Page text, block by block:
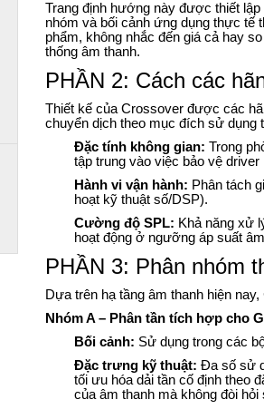
Trang định hướng này được thiết
nhóm và bối cảnh ứng dụng thực tế
phẩm, không nhắc đến giá cả hay
thống âm thanh.
PHẦN 2: Cách các
Thiết kế của Crossover được các
chuyển dịch theo mục đích sử dụng
Đặc tính không gian: Trong
tập trung vào việc bảo vệ
Hành vi vận hành: Phân tách
hoạt kỹ thuật số/DSP).
Cường độ SPL: Khả năng xử
hoạt động ở ngưỡng áp suất
PHẦN 3: Phân nhóm
Dựa trên hạ tầng âm thanh hiện
Nhóm A – Phân tần tích hợp cho
Bối cảnh: Sử dụng trong các
Đặc trưng kỹ thuật: Đa số sử
tối ưu hóa dải tần cố định theo
của âm thanh mà không đòi